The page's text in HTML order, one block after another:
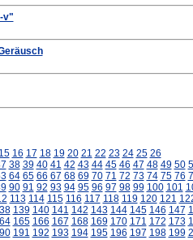
v"
15 16 17 18 19 20 21 22 23 24 25 26
38 39 40 41 42 43 44 45 46 47 48 49 50
64 65 66 67 68 69 70 71 72 73 74 75 76
90 91 92 93 94 95 96 97 98 99 100 101
113 114 115 116 117 118 119 120 121
139 140 141 142 143 144 145 146 147
165 166 167 168 169 170 171 172 173
191 192 193 194 195 196 197 198 199